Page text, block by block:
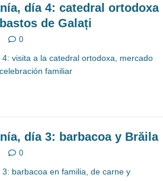
día 4: catedral ortodoxa
de Galați
0
visita a la catedral ortodoxa, mercado
familiar
día 3: barbacoa y Brăila
0
barbacoa en familia, de carne y